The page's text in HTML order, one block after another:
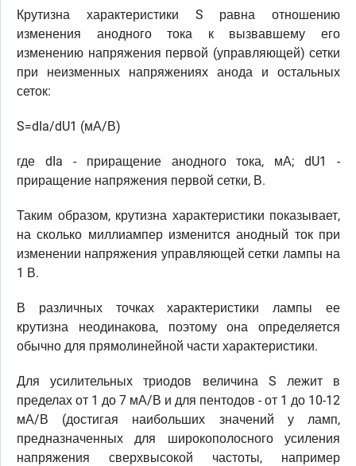
Крутизна характеристики S равна отношению
изменения анодного тока к вызвавшему его
изменению напряжения первой (управляющей) сетки
при неизменных напряжениях анода и остальных
сеток:
S=dIa/dU1 (мА/В)
где dIa - приращение анодного тока, мА; dU1 -
приращение напряжения первой сетки, В.
Таким образом, крутизна характеристики показывает,
на сколько миллиампер изменится анодный ток при
изменении напряжения управляющей сетки лампы на
1 В.
В различных точках характеристики лампы ее
крутизна неодинакова, поэтому она определяется
обычно для прямолинейной части характеристики.
Для усилительных триодов величина S лежит в
пределах от 1 до 7 мА/В и для пентодов - от 1 до 10-12
мА/В (достигая наибольших значений у ламп,
предназначенных для широкополосного усиления
напряжения сверхвысокой частоты, например